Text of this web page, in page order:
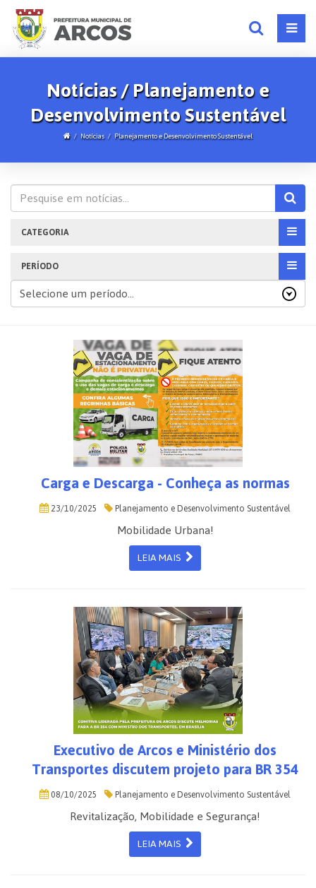
Notícias / Planejamento e
Desenvolvimento Sustentável
Notícias Planejamento e Desenvolvimento Sustentável
CATEGORIA
PERÍODO
Carga e Descarga - Conheça as normas
23/10/2025 Planejamento e Desenvolvimento Sustentável
Mobilidade Urbana!
LEIA MAIS
Executivo de Arcos e Ministério dos
Transportes discutem projeto para BR 354
08/10/2025 Planejamento e Desenvolvimento Sustentável
Revitalização, Mobilidade e Segurança!
LEIA MAIS